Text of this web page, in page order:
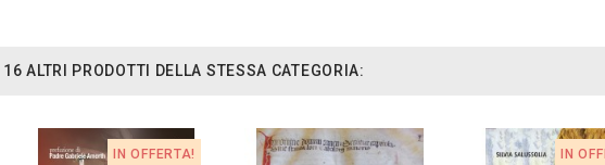
16 ALTRI PRODOTTI DELLA STESSA CATEGORIA:
IN OFFERTA! IN